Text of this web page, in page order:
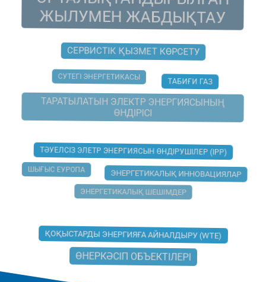
ЖЫЛУМЕН ЖАБДЫҚТАУ
СЕРВИСТІК ҚЫЗМЕТ КӨРСЕТУ
СУТЕГІ ЭНЕРГЕТИКАСЫ ТАБИҒИ ГАЗ
ТАРАТЫЛАТЫН ЭЛЕКТР ЭНЕРГИЯСЫНЫҢ
ӨНДІРІСІ
ТӘУЕЛСІЗ ЭЛЕТР ЭНЕРГИЯСЫН ӨНДІРУШІЛЕР (IPP)
ШЫҒЫС ЕУРОПА ЭНЕРГЕТИКАЛЫҚ ИННОВАЦИЯЛАР
ЭНЕРГЕТИКАЛЫҚ ШЕШІМДЕР
ҚОҚЫСТАРДЫ ЭНЕРГИЯҒА АЙНАЛДЫРУ (WTE)
ӨНЕРКӘСІП ОБЪЕКТІЛЕРІ